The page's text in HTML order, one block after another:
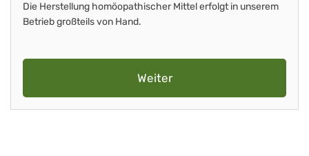
Die Herstellung homöopathischer Mittel erfolgt in unserem
Betrieb großteils von Hand.
Weiter